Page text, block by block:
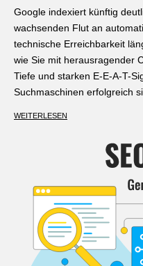
Google indexiert künftig
wachsenden Flut an
technische Erreichbarkeit
wie Sie mit herausragender
Tiefe und starken E-E-A-T-
Suchmaschinen erfolgreich
WEITERLESEN